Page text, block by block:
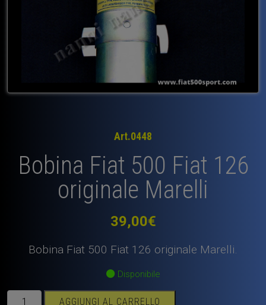
Art.0448
Bobina Fiat 500 Fiat 126
originale Marelli
39,00€
Bobina Fiat 500 Fiat 126 originale Marelli.
Disponibile
Bobina
AGGIUNGI AL CARRELLO